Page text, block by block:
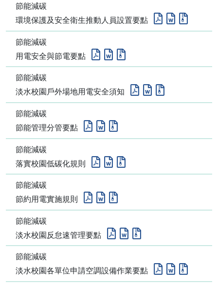
節能減碳
環境保護及安全衛生推動人員設置要點
節能減碳
用電安全與節電要點
節能減碳
淡水校園戶外場地用電安全須知
節能減碳
節能管理分管要點
節能減碳
落實校園低碳化規則
節能減碳
節約用電實施規則
節能減碳
淡水校園反怠速管理要點
節能減碳
淡水校園各單位申請空調設備作業要點